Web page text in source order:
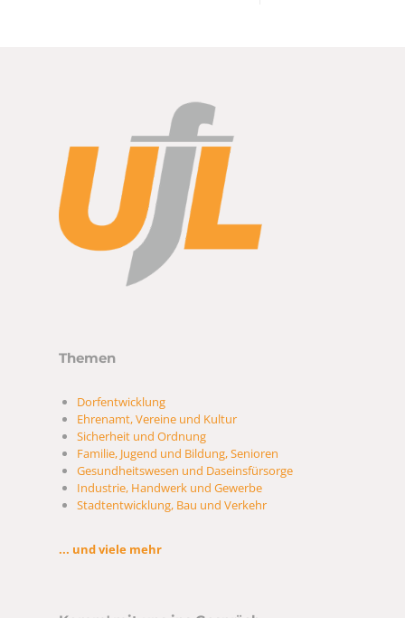
Themen
Dorfentwicklung
Ehrenamt, Vereine und Kultur
Sicherheit und Ordnung
Familie, Jugend und Bildung, Senioren
Gesundheitswesen und Daseinsfürsorge
Industrie, Handwerk und Gewerbe
Stadtentwicklung, Bau und Verkehr
... und viele mehr